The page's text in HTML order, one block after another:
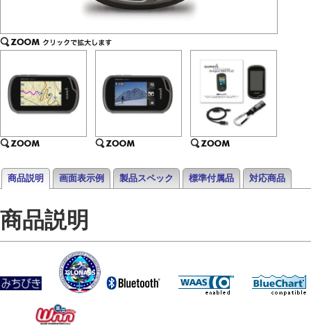
商品説明 画面表示例 製品スペック 標準付属品 対応商品
商品説明